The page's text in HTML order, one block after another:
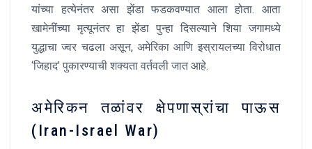
यांच्या हत्येनंतर असा झेंडा फडकवण्यात आला होता. आता
खामेनींच्या मृत्यूनंतर हा झेंडा पुन्हा दिसल्याने शिया जगामध्ये
युद्धाचा ज्वर चढला असून, अमेरिका आणि इस्रायलच्या विरोधात
‘जिहाद’ पुकारण्याची शक्यता वर्तवली जात आहे.
अमेरिकन तळांवर क्षेपणास्रांचा पाऊस
(Iran-Israel War)